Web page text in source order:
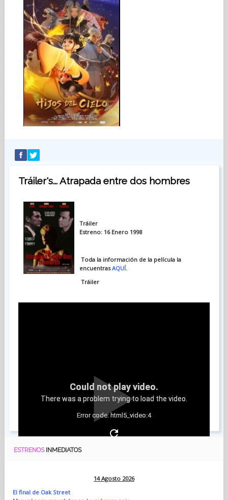
Tráiler's... Atrapada entre dos hombres
Tráiler
Estreno: 16 Enero 1998
Toda la información de la película la
encuentrasAQUÍ.
Tráiler
Could not play video.
There was a problem trying to load the video.
Error code: html5_video:4
ESTRENOS INMEDIATOS
14 Agosto 2026
El final de Oak Street